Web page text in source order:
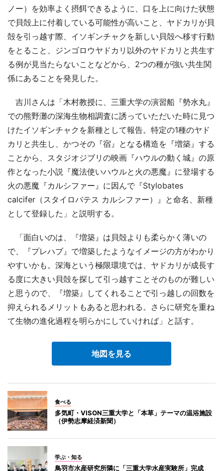
ノー）を効率よく摂餌できるように、口を上に向けた状態
で貝殻上に付着している可能性が高いこと、ヤドカリが貝
殻を引っ越す際、イソギンチャクを新しい貝殻へ移す行動
をとること、ジンゴロウヤドカリ以外のヤドカリと共生す
る例が見当たらないことなどから、2つの種が強い共生関
係にあることを発見した。
吉川さんは「木村教授に、三重大学の演習船『勢水丸』
での熊野灘の深海生物相調査に誘っていただいた時に見つ
けたイソギンチャクを新種として報告。特定の1種のヤド
カリと共生し、かつその『宿』となる構造を『増築』する
ことから、スタジオジブリの映画『ハウルの動く城』の原
作となった小説『魔法使いハウルと火の悪魔』に登場する
火の悪魔『カルシファー』に因んで『Stylobates
calcifer（スタイロバテス カルシファー）』と命名、新種
として登録した」と説明する。
「面白いのは、『増築』は貝殻よりも柔らかく薄いの
で、『プレハブ』で増築したようなイメージの方がわかり
やすいかも。深海という極限環境では、ヤドカリが成長す
る度に大きい貝殻を探して引っ越すことそのものが難しい
と思うので、『増築』してくれることで引っ越しの回数を
抑えられるメリットもあると思われる。さらに研究を重ね
て生物の進化過程を明らかにしていければ」と話す。
地図を見る
食べる
多気町・VISON三重大学と「本草」テーマの温浴施設
（伊勢志摩経済新聞）
学ぶ・知る
鳥羽市水産研究所隣に「三重大学水産実験所」完成